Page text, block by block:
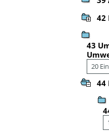
42
43
20
44